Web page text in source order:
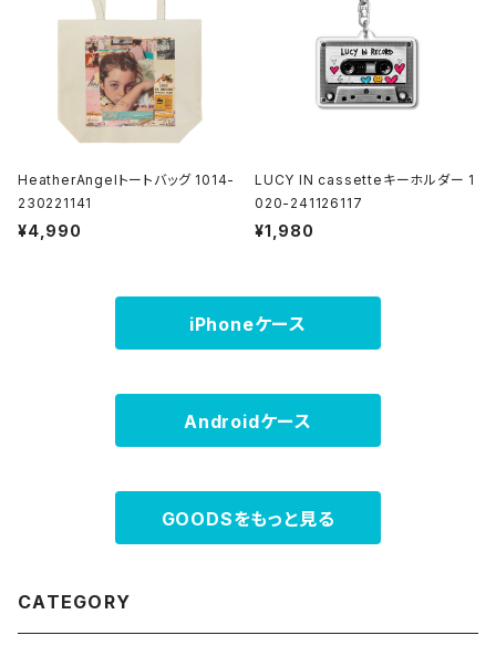
HeatherAngelトートバッグ 1014-
230221141
¥4,990
LUCY IN cassetteキーホルダー 1
020-241126117
¥1,980
iPhoneケース
Androidケース
GOODSをもっと見る
CATEGORY